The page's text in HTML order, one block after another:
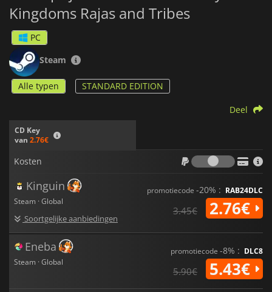
Kingdoms Rajas and Tribes
PC
Steam
Alle typen STANDARD EDITION
CD Key
van 2.76€
Deel
Kosten
Kosten
Kinguin
Steam · Global
Soortgelijke aanbiedingen
promotiecode -20% : RAB24DLC
3.45€ 2.76€
Eneba
Steam · Global
promotiecode -8% : DLC8
5.90€ 5.43€